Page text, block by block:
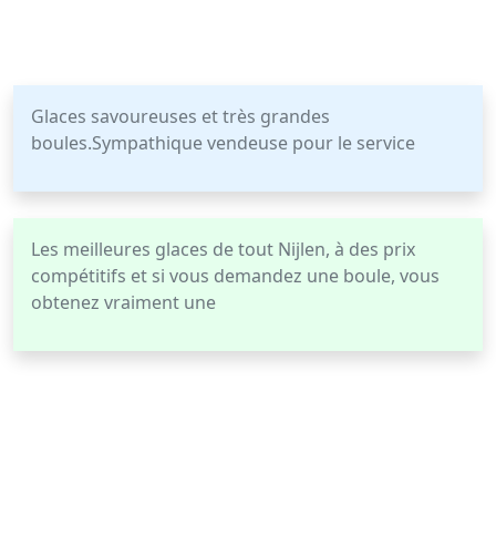
Glaces savoureuses et très grandes
boules.Sympathique vendeuse pour le service
Les meilleures glaces de tout Nijlen, à des prix
compétitifs et si vous demandez une boule, vous
obtenez vraiment une